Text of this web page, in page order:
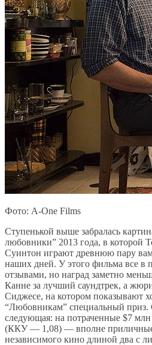
Фото: A-One Films
Ступенькой выше забралась
любовники” 2013 года, в которой
Суинтон играют древнюю пару
наших дней. У этого фильма все в
отзывами, но наград заметно
Канне за лучший саундтрек, а
Сиджесе, на котором показывают
“Любовникам” специальный приз.
следующая: на потраченные $7 млн
(ККУ — 1,08) — вполне приличные
независимого кино длиной два с